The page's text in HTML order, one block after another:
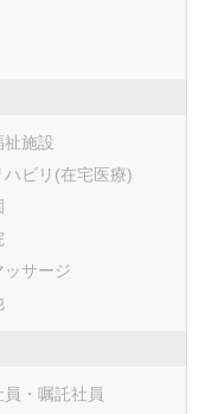
高千穂町
祉施設
ハビリ(在宅医療)
ッサージ
員・嘱託社員